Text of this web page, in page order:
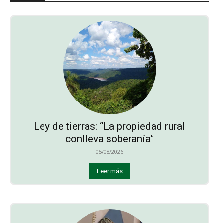
Ley de tierras: “La propiedad rural
conlleva soberanía”
05/08/2026
Leer más